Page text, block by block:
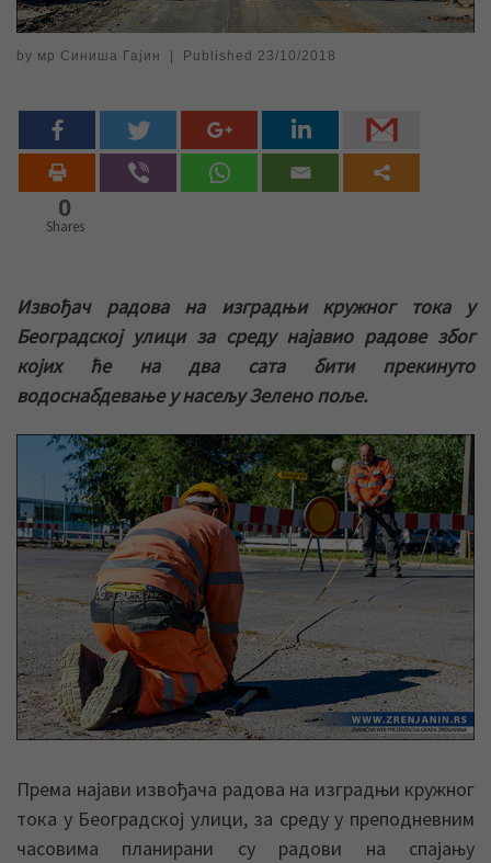
by мр Синиша Гајин Published 23/10/2018
0
Shares
Извођач радова на изградњи кружног тока у
Београдској улици за среду најавио радове због
којих ће на два сата бити прекинуто
водоснабдевање у насељу Зелено поље.
Према најави извођача радова на изградњи кружног
тока у Београдској улици, за среду у преподневним
часовима планирани су радови на спајању